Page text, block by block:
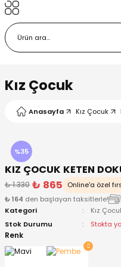
Kız Çocuk
Anasayfa Kız Çocuk
%35
KIZ ÇOCUK KETEN
₺ 1.330 ₺ 865 Online'a özel
₺ 164 den başlayan taksitlerle!
Kategori
Kız
Stok Durumu
Stokta
Renk
Giyim
Bere ve Eldiven
Body
Bere ve Eldiven
Body
ve Patik
Çıkışı ve Zıbın Seti
Ürünleri